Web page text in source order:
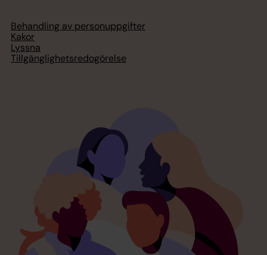
Behandling av personuppgifter
Kakor
Lyssna
Tillgänglighetsredogörelse